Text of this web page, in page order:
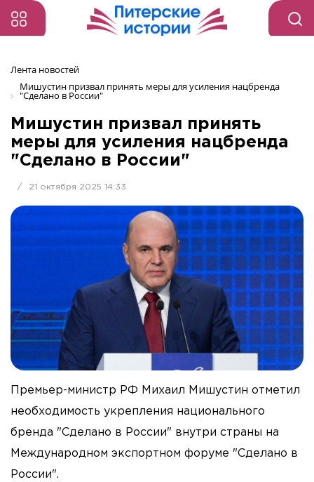
Лента новостей
Мишустин призвал принять меры для усиления нацбренда
"Сделано в России"
Мишустин призвал принять
меры для усиления нацбренда
"Сделано в России"
/ 21 октября 2025 14:33
Премьер-министр РФ Михаил Мишустин отметил
необходимость укрепления национального
бренда "Сделано в России" внутри страны на
Международном экспортном форуме "Сделано в
России".